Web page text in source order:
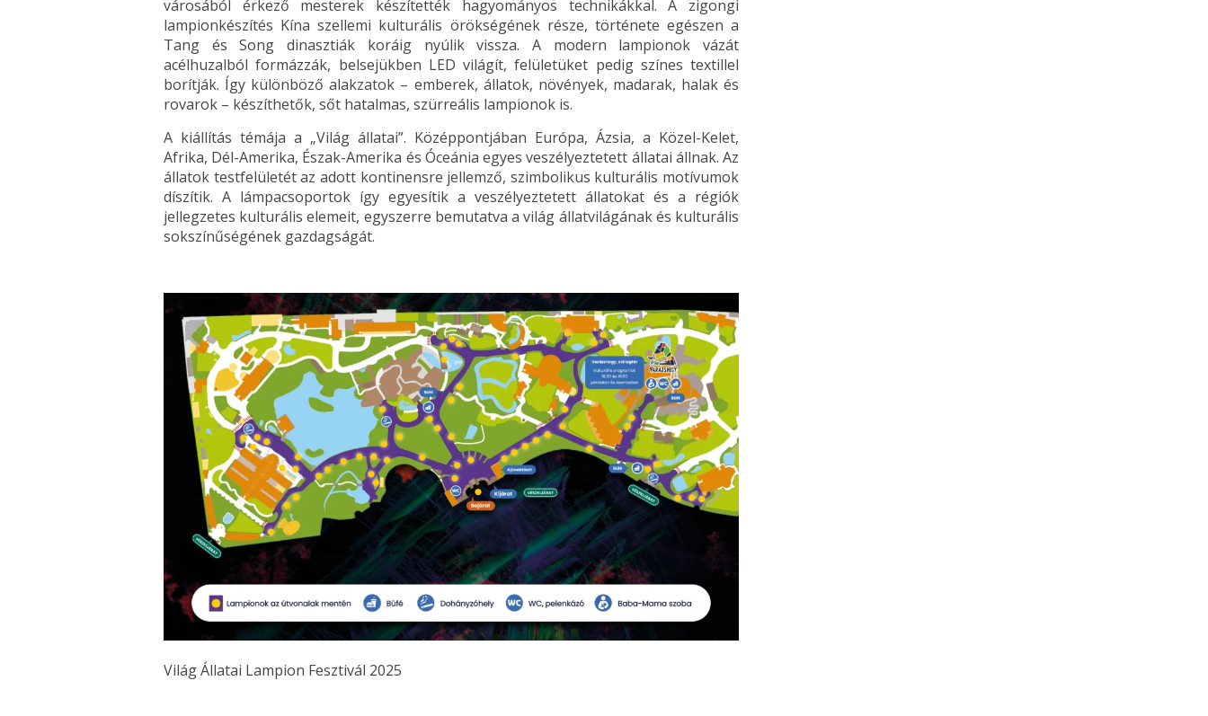
városából érkező mesterek készítették hagyományos technikákkal. A zigongi
lampionkészítés Kína szellemi kulturális örökségének része, története egészen a
Tang és Song dinasztiák koráig nyúlik vissza. A modern lampionok vázát
acélhuzalból formázzák, belsejükben LED világít, felületüket pedig színes textillel
borítják. Így különböző alakzatok – emberek, állatok, növények, madarak, halak és
rovarok – készíthetők, sőt hatalmas, szürreális lampionok is.
A kiállítás témája a „Világ állatai”. Középpontjában Európa, Ázsia, a Közel-Kelet,
Afrika, Dél-Amerika, Észak-Amerika és Óceánia egyes veszélyeztetett állatai állnak. Az
állatok testfelületét az adott kontinensre jellemző, szimbolikus kulturális motívumok
díszítik. A lámpacsoportok így egyesítik a veszélyeztetett állatokat és a régiók
jellegzetes kulturális elemeit, egyszerre bemutatva a világ állatvilágának és kulturális
sokszínűségének gazdagságát.
Világ Állatai Lampion Fesztivál 2025